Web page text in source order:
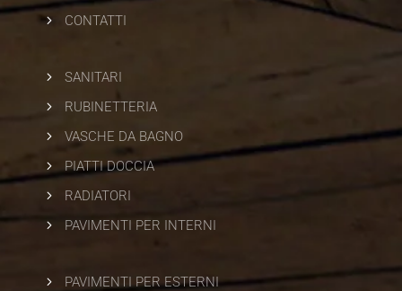
5
CONTATTI
5
SANITARI
5
RUBINETTERIA
5
VASCHE DA BAGNO
5
PIATTI DOCCIA
5
RADIATORI
5
PAVIMENTI PER INTERNI
5
PAVIMENTI PER ESTERNI